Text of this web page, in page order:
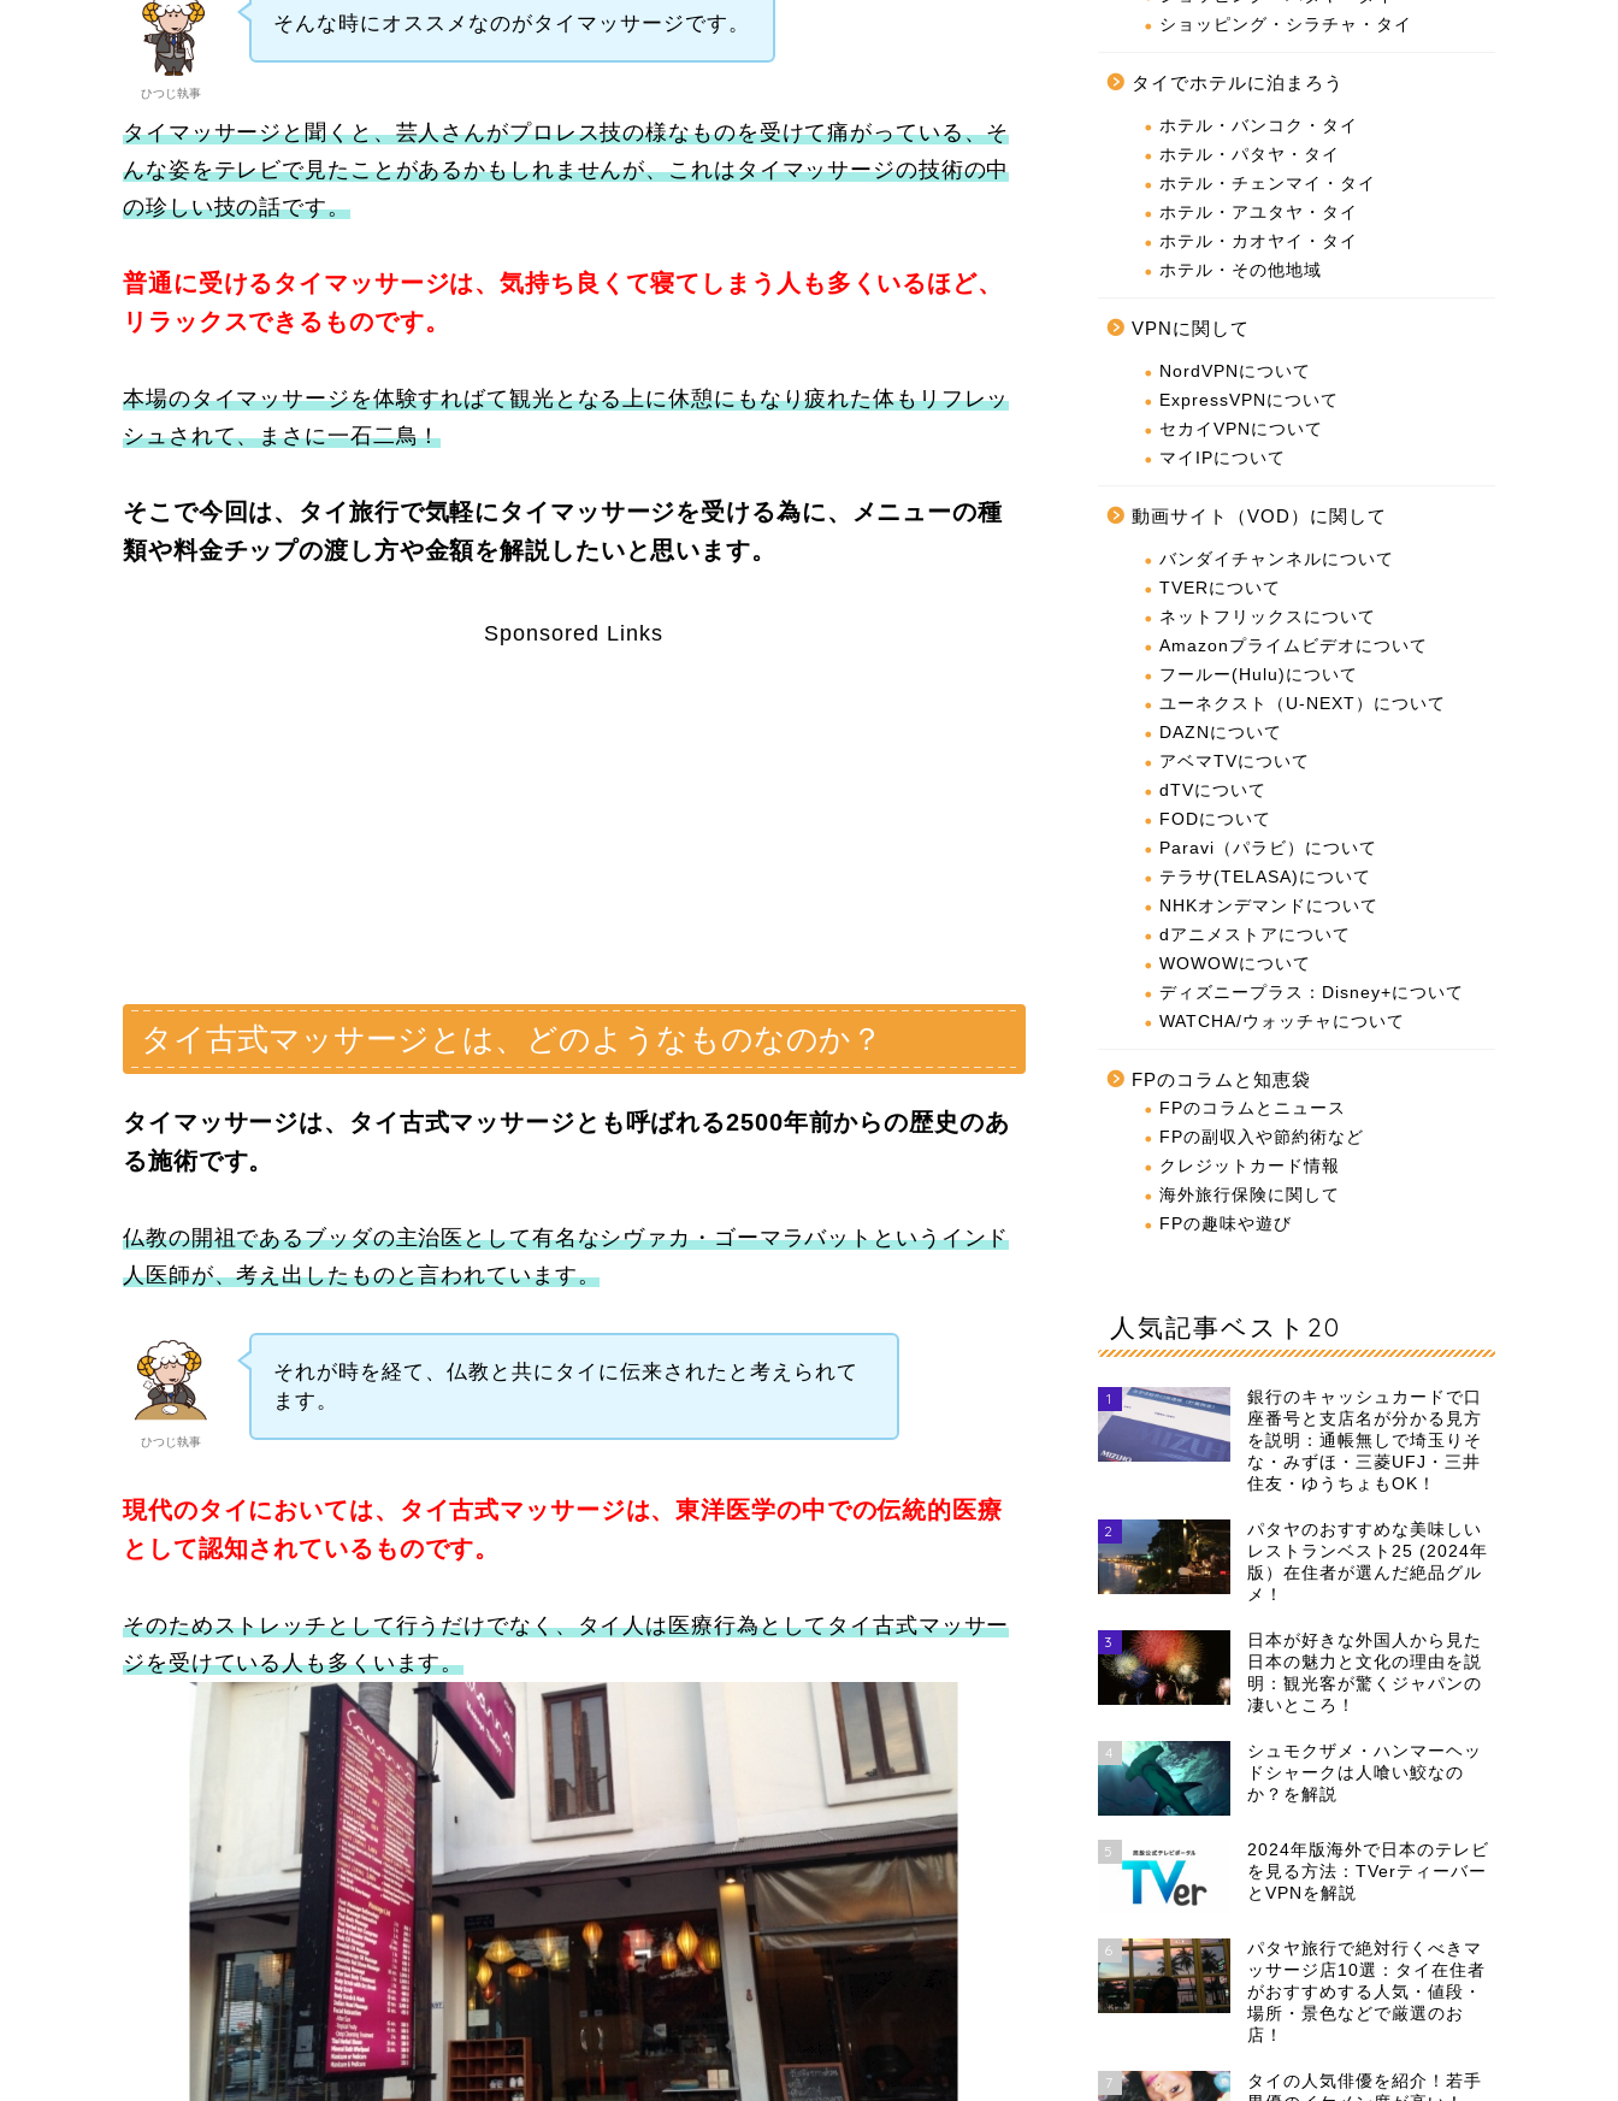
ひつじ執事
そんな時にオススメなのがタイマッサージです。
タイマッサージと聞くと、芸人さんがプロレス技の様なものを受けて痛がっている、そ
んな姿をテレビで見たことがあるかもしれませんが、これはタイマッサージの技術の中
の珍しい技の話です。
普通に受けるタイマッサージは、気持ち良くて寝てしまう人も多くいるほど、
リラックスできるものです。
本場のタイマッサージを体験すればて観光となる上に休憩にもなり疲れた体もリフレッ
シュされて、まさに一石二鳥！
そこで今回は、タイ旅行で気軽にタイマッサージを受ける為に、メニューの種
類や料金チップの渡し方や金額を解説したいと思います。
Sponsored Links
タイ古式マッサージとは、どのようなものなのか？
タイマッサージは、タイ古式マッサージとも呼ばれる2500年前からの歴史のあ
る施術です。
仏教の開祖であるブッダの主治医として有名なシヴァカ・ゴーマラバットというインド
人医師が、考え出したものと言われています。
ひつじ執事
それが時を経て、仏教と共にタイに伝来されたと考えられて
ます。
現代のタイにおいては、タイ古式マッサージは、東洋医学の中での伝統的医療
として認知されているものです。
そのためストレッチとして行うだけでなく、タイ人は医療行為としてタイ古式マッサー
ジを受けている人も多くいます。
ショッピング・シラチャ・タイ
タイでホテルに泊まろう
ホテル・バンコク・タイ
ホテル・パタヤ・タイ
ホテル・チェンマイ・タイ
ホテル・アユタヤ・タイ
ホテル・カオヤイ・タイ
ホテル・その他地域
VPNに関して
NordVPNについて
ExpressVPNについて
セカイVPNについて
マイIPについて
動画サイト（VOD）に関して
バンダイチャンネルについて
TVERについて
ネットフリックスについて
Amazonプライムビデオについて
フールー(Hulu)について
ユーネクスト（U-NEXT）について
DAZNについて
アベマTVについて
dTVについて
FODについて
Paravi（パラビ）について
テラサ(TELASA)について
NHKオンデマンドについて
dアニメストアについて
WOWOWについて
ディズニープラス：Disney+について
WATCHA/ウォッチャについて
FPのコラムと知恵袋
FPのコラムとニュース
FPの副収入や節約術など
クレジットカード情報
海外旅行保険に関して
FPの趣味や遊び
人気記事ベスト20
1
銀行のキャッシュカードで口
座番号と支店名が分かる見方
を説明：通帳無しで埼玉りそ
な・みずほ・三菱UFJ・三井
住友・ゆうちょもOK！
2
パタヤのおすすめな美味しい
レストランベスト25 (2024年
版）在住者が選んだ絶品グル
メ！
3
日本が好きな外国人から見た
日本の魅力と文化の理由を説
明：観光客が驚くジャパンの
凄いところ！
4
シュモクザメ・ハンマーヘッ
ドシャークは人喰い鮫なの
か？を解説
5
2024年版海外で日本のテレビ
を見る方法：TVerティーバー
とVPNを解説
6
パタヤ旅行で絶対行くべきマ
ッサージ店10選：タイ在住者
がおすすめする人気・値段・
場所・景色などで厳選のお
店！
7
タイの人気俳優を紹介！若手